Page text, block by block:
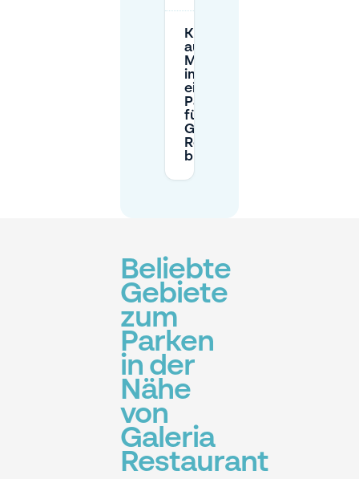
Kann ich
auf
Mobypark
im Voraus
einen
Parkplatz
für das
Galeria
Restaurant
buchen?
Beliebte
Gebiete
zum
Parken
in der
Nähe
von
Galeria
Restaurant